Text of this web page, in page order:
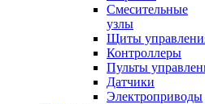
Смесительные
узлы
Щиты
Контроллеры
Пульты
Датчики
Электроприводы